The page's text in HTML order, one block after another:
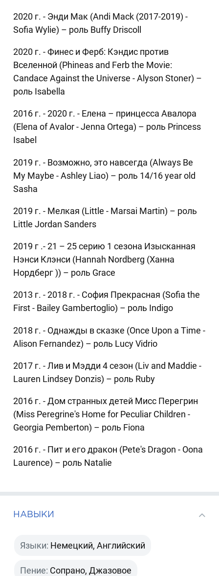
2020 г. - Энди Мак (Andi Mack (2017-2019) -
Sofia Wylie) – роль Buffy Driscoll
2020 г. - Финес и Ферб: Кэндис против
Вселенной (Phineas and Ferb the Movie:
Candace Against the Universe - Alyson Stoner) –
роль Isabella
2016 г. - 2020 г. - Елена – принцесса Авалора
(Elena of Avalor - Jenna Ortega) – роль Princess
Isabel
2019 г. - Возможно, это навсегда (Always Be
My Maybe - Ashley Liao) – роль 14/16 year old
Sasha
2019 г. - Мелкая (Little - Marsai Martin) – роль
Little Jordan Sanders
2019 г .- 21 – 25 серию 1 сезона Изысканная
Нэнси Клэнси (Hannah Nordberg (Ханна
Нордберг )) – роль Grace
2013 г. - 2018 г. - София Прекрасная (Sofia the
First - Bailey Gambertoglio) – роль Indigo
2018 г. - Однажды в сказке (Once Upon a Time -
Alison Fernandez) – роль Lucy Vidrio
2017 г. - Лив и Мэдди 4 сезон (Liv and Maddie -
Lauren Lindsey Donzis) – роль Ruby
2016 г. - Дом странных детей Мисс Перегрин
(Miss Peregrine's Home for Peculiar Children -
Georgia Pemberton) – роль Fiona
2016 г. - Пит и его дракон (Pete's Dragon - Oona
Laurence) – роль Natalie
НАВЫКИ
Языки: Немецкий, Английский
Пение: Сопрано, Джазовое